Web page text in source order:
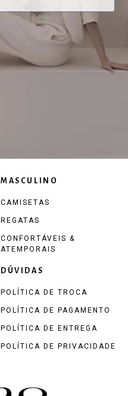
MASCULINO
CAMISETAS
REGATAS
CONFORTÁVEIS &
ATEMPORAIS
DÚVIDAS
POLÍTICA DE TROCA
POLÍTICA DE PAGAMENTO
POLÍTICA DE ENTREGA
POLÍTICA DE PRIVACIDADE